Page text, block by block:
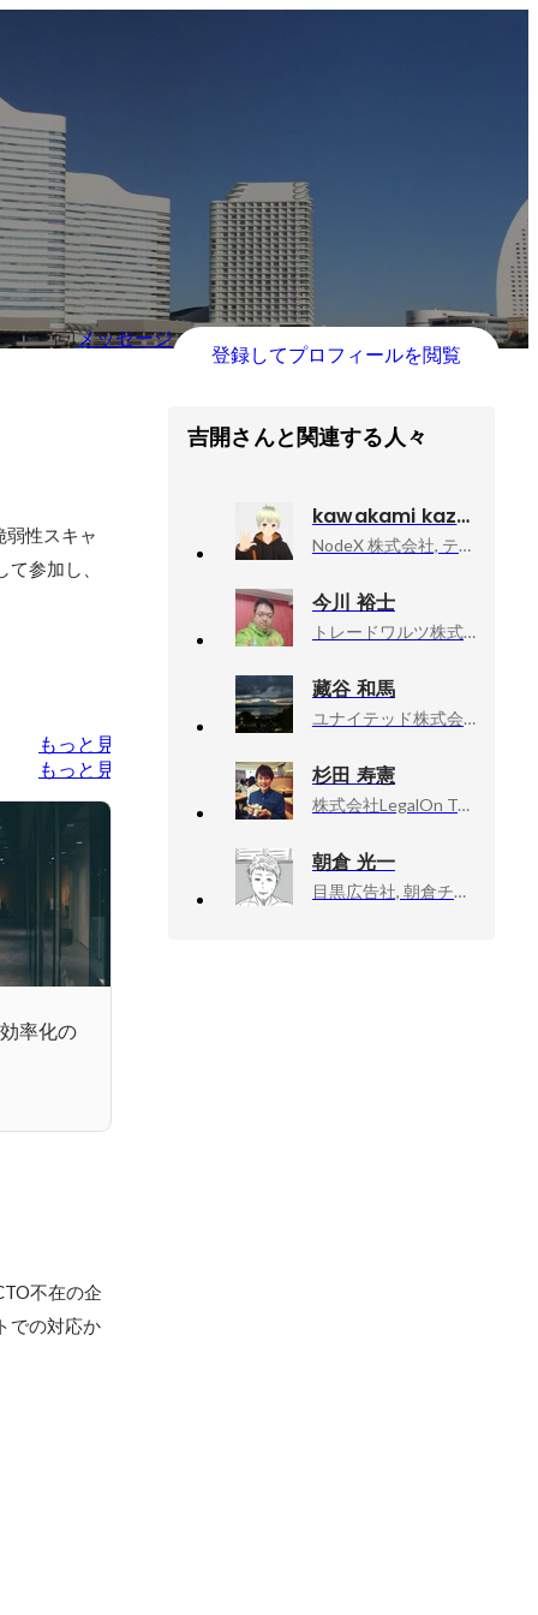
メッセージ
登録してプロフィールを閲覧
性スキャ
参加し、
もっと見る
もっと見る
率化の
不在の企
での対応か
吉開さんと関連する人々
kawakami kazuyoshi
NodeX 株式会社, テックリード
今川 裕士
トレードワルツ株式会社, リードエンジニア
藏谷 和馬
ユナイテッド株式会社, 新規事業開発部
杉田 寿憲
株式会社LegalOn Technologies, Staff Software Engineer / Platform engineering tech lead
朝倉 光一
目黒広告社, 朝倉チーム／クリエイティブ・ディレクター